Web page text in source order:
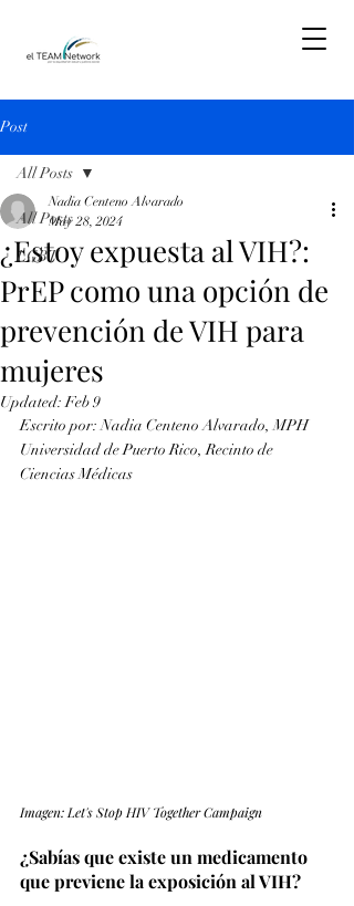
Post
All Posts
LGBT
All Posts
¿Estoy expuesta al VIH?:
PrEP como una opción de
prevención de VIH para
mujeres
Nadia Centeno Alvarado
May 28, 2024
Updated:Feb 9
Escrito por: Nadia Centeno Alvarado, MPH
Universidad de Puerto Rico, Recinto de
Ciencias Médicas
Imagen: Let's Stop HIV Together Campaign
¿Sabías que existe un medicamento
que previene la exposición al VIH?